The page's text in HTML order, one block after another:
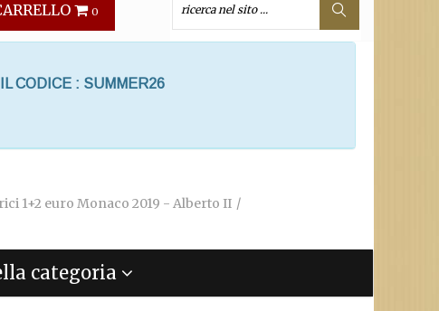
0
CODICE : SUMMER26
1+2 euro Monaco 2019 - Alberto II
categoria